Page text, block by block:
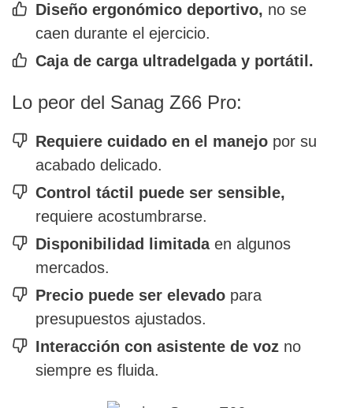
Diseño ergonómico deportivo, no se
caen durante el ejercicio.
Caja de carga ultradelgada y portátil.
Lo peor del Sanag Z66 Pro:
Requiere cuidado en el manejo por su
acabado delicado.
Control táctil puede ser sensible,
requiere acostumbrarse.
Disponibilidad limitadaen algunos
mercados.
Precio puede ser elevado para
presupuestos ajustados.
Interacción con asistente de voz no
siempre es fluida.